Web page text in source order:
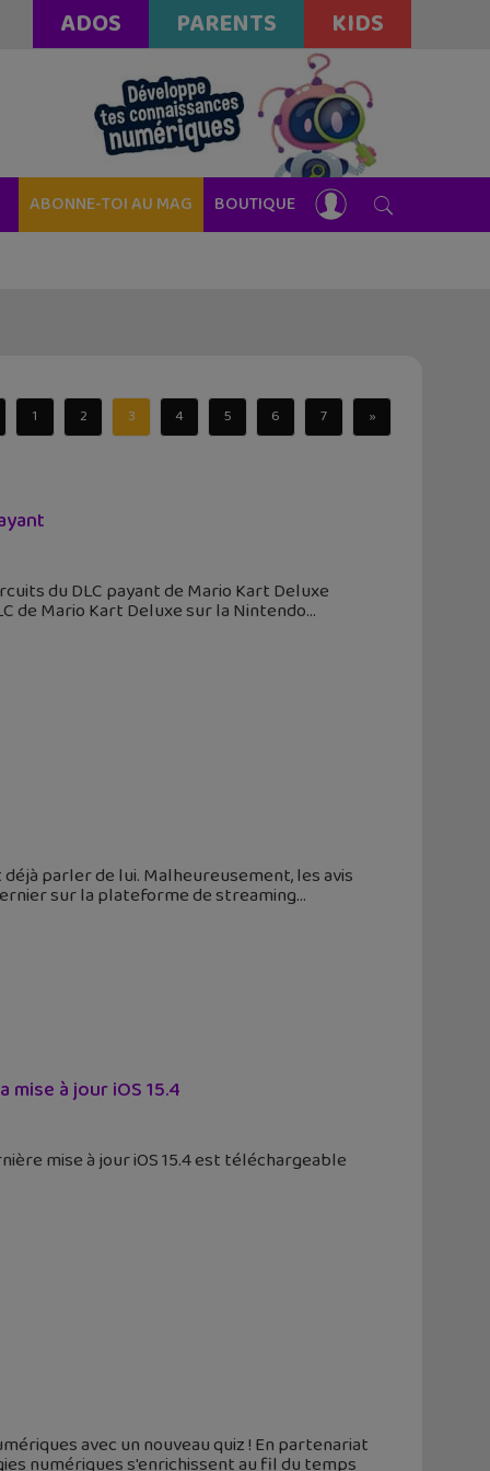
ADOS PARENTS KIDS
ABONNE-TOI AU MAG BOUTIQUE
1 2 3 4 5 6 7 »
du DLC payant de Mario Kart Deluxe
de Mario Kart Deluxe sur la Nintendo
parler de lui. Malheureusement, les avis
sur la plateforme de streaming
à jour iOS 15.4
mise à jour iOS 15.4 est téléchargeable
avec un nouveau quiz ! En partenariat
numériques s'enrichissent au fil du temps